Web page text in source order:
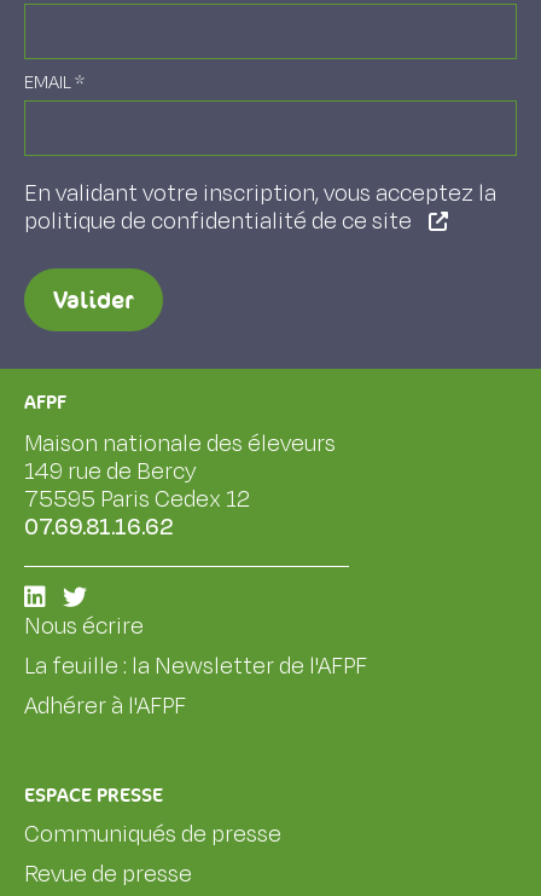
EMAIL*
En validant votre inscription, vous acceptez la
politique de confidentialité de ce site
Valider
AFPF
Maison nationale des éleveurs
149 rue de Bercy
75595 Paris Cedex 12
07.69.81.16.62
Nous écrire
La feuille : la Newsletter de l'AFPF
Adhérer à l'AFPF
ESPACE PRESSE
Communiqués de presse
Revue de presse